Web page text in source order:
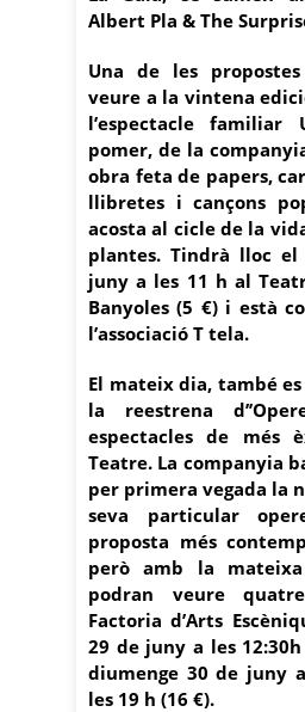
Albert Pla & The
Una de les
veure a la vintena
l’espectacle familiar
pomer, de la
obra feta de papers,
llibretes i cançons
acosta al cicle de la
plantes. Tindrà lloc el
juny a les 11 h al
Banyoles (5 €) i està
l’associació T tela.
El mateix dia, també
la reestrena
espectacles de més
Teatre. La companyia
per primera vegada la
seva particular
proposta més
però amb la mateixa
podran veure
Factoria d’Arts
29 de juny a les
diumenge 30 de juny
les 19 h (16 €).